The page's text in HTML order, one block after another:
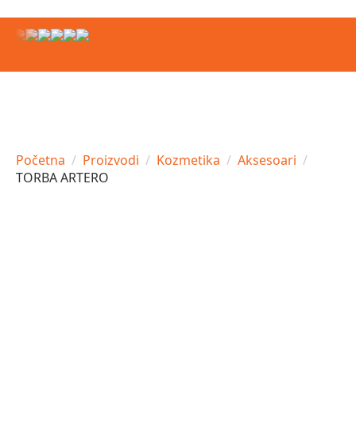
Početna Proizvodi Kozmetika
Aksesoari
TORBA ARTERO